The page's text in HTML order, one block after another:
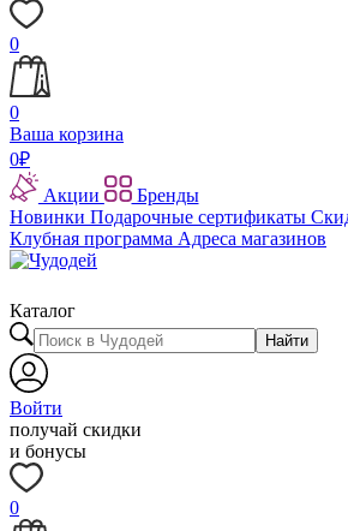
0
0
Ваша корзина
0₽
Акции
Бренды
Новинки Подарочные сертификаты
Клубная программа Адреса магазинов
Каталог
Найти
Войти
получай скидки
и бонусы
0